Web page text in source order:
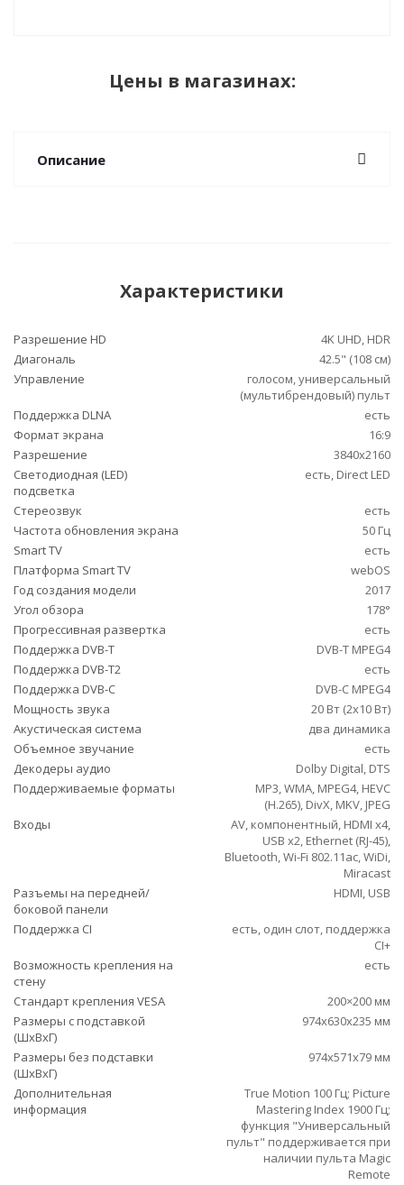
Цены в магазинах:
Описание
Характеристики
Разрешение HD
4K UHD, HDR
Диагональ
42.5" (108 см)
Управление
голосом, универсальный
(мультибрендовый) пульт
Поддержка DLNA
есть
Формат экрана
16:9
Разрешение
3840x2160
Светодиодная (LED)
подсветка
есть, Direct LED
Стереозвук
есть
Частота обновления экрана
50 Гц
Smart TV
есть
Платформа Smart TV
webOS
Год создания модели
2017
Угол обзора
178°
Прогрессивная развертка
есть
Поддержка DVB-T
DVB-T MPEG4
Поддержка DVB-T2
есть
Поддержка DVB-C
DVB-C MPEG4
Мощность звука
20 Вт (2х10 Вт)
Акустическая система
два динамика
Объемное звучание
есть
Декодеры аудио
Dolby Digital, DTS
Поддерживаемые форматы
MP3, WMA, MPEG4, HEVC
(H.265), DivX, MKV, JPEG
Входы
AV, компонентный, HDMI x4,
USB x2, Ethernet (RJ-45),
Bluetooth, Wi-Fi 802.11ac, WiDi,
Miracast
Разъемы на передней/
боковой панели
HDMI, USB
Поддержка CI
есть, один слот, поддержка
CI+
Возможность крепления на
стену
есть
Стандарт крепления VESA
200×200 мм
Размеры с подставкой
(ШxВxГ)
974x630x235 мм
Размеры без подставки
(ШxВxГ)
974x571x79 мм
Дополнительная
информация
True Motion 100 Гц; Picture
Mastering Index 1900 Гц;
функция "Универсальный
пульт" поддерживается при
наличии пульта Magic
Remote